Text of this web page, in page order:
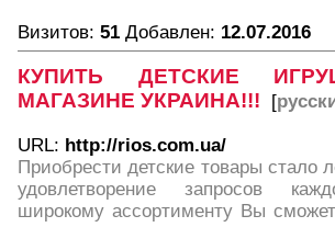
Визитов: 51 Добавлен: 12.07.2016
КУПИТЬ ДЕТСКИЕ
МАГАЗИНЕ УКРАИНА!!! [
URL: http://rios.com.ua/
Приобрести детские товары стало
удовлетворение запросов
широкому ассортименту Вы